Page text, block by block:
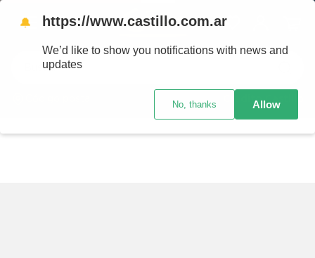
Buscar
Crédito Castillo
🔔 https://www.castillo.com.ar
We’d like to show you notifications with news and
updates
No, thanks Allow